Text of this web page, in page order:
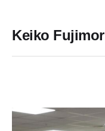
Keiko